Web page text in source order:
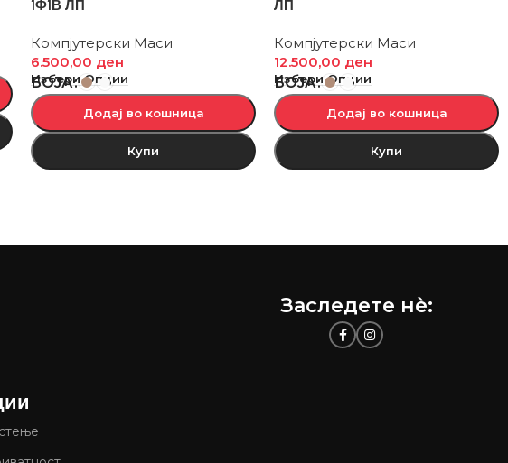
1Ф1В ЛП
Компјутерски Маси
6.500,00 ден
Избери Опции
БОЈА
Додај во кошница
Купи
ЛП
Компјутерски Маси
12.500,00 ден
Избери Опции
БОЈА
Додај во кошница
Купи
Заследете нѐ: